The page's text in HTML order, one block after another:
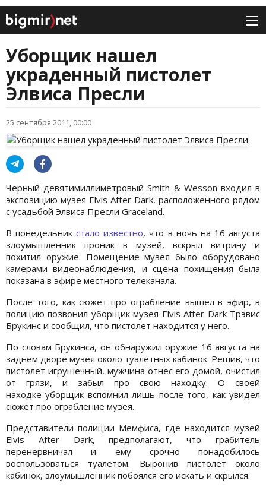
Уборщик нашел
украденный пистолет
Элвиса Пресли
25 сентября 2011, 00:00
Черный девятимиллиметровый Smith & Wesson входил в
экспозицию музея Elvis After Dark, расположенного рядом
с усадьбой Элвиса Пресли Graceland.
В понедельникстало известно, что в ночь на 16 августа
злоумышленник проник в музей, вскрыл витрину и
похитил оружие. Помещение музея было оборудовано
камерами видеонаблюдения, и сцена похищения была
показана в эфире местного телеканала.
После того, как сюжет про ограбление вышел в эфир, в
полицию позвонил уборщик музея Elvis After Dark Трэвис
Брукинс и сообщил, что пистолет находится у него.
По словам Брукинса, он обнаружил оружие 16 августа на
заднем дворе музея около туалетных кабинок. Решив, что
пистолет игрушечный, мужчина отнес его домой, очистил
от грязи, и забыл про свою находку. О своей
находке уборщик вспомнил лишь после того, как увидел
сюжет про ограбление музея.
Представители полиции Мемфиса, где находится музей
Elvis After Dark, предполагают, что грабитель
перенервничал и ему срочно понадобилось
воспользоваться туалетом. Выронив пистолет около
кабинок, злоумышленник побоялся его искать и скрылся.